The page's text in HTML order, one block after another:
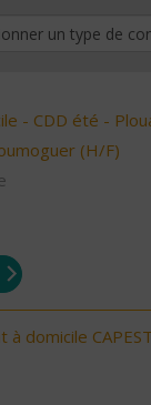
- CDD été -
(H/F)
à domicile